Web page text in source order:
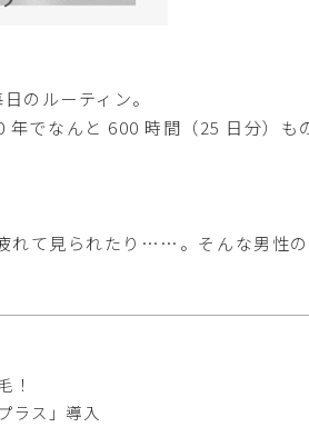
のルーティン。
でなんと 600 時間（25 日分）も
れて見られたり……。そんな男性
！
ラス」導入